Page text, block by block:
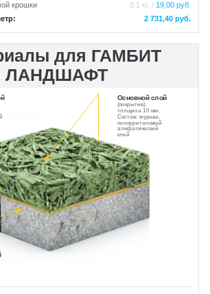
крошки 0.1 кг. / 19,00 руб.
2 731,40 руб.
для ГАМБИТ
ЛАНДШАФТ
Основной слой
(покрытие),
толщина 10 мм.
Состав: мурава,
полиуретановый
алифатический
клей